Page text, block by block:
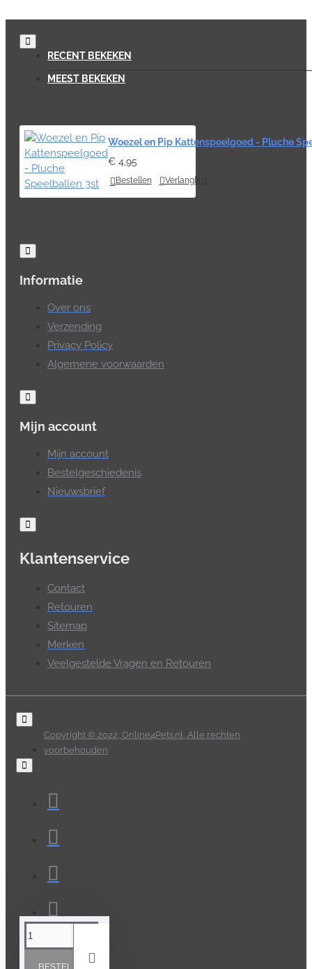
BESTELLEN
RECENT BEKEKEN
MEEST BEKEKEN
Woezel en Pip Kattenspeelgoed - Pluche
€ 4,95
Bestellen Verlanglijst
Informatie
Over ons
Verzending
Privacy Policy
Algemene voorwaarden
Mijn account
Mijn account
Bestelgeschiedenis
Nieuwsbrief
Klantenservice
Contact
Retouren
Sitemap
Merken
Veelgestelde Vragen en Retouren
Copyright © 2022, Online4Pets.nl, Alle rechten
voorbehouden